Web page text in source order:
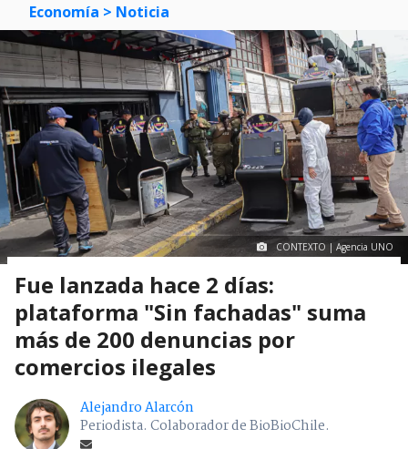
Economía > Noticia
CONTEXTO | Agencia UNO
Fue lanzada hace 2 días:
plataforma "Sin fachadas" suma
más de 200 denuncias por
comercios ilegales
Alejandro Alarcón
Periodista. Colaborador de BioBioChile.